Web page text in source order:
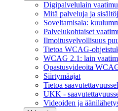
Digipalvelulain
Mitä palveluja ja
Soveltamisala:
Palvelukohtaiset
Ilmoitusvelvollisuus
Tietoa WCAG-
WCAG 2.1: lain
Opastusvideoita
Siirtymäajat
Tietoa
UKK -
Videoiden ja